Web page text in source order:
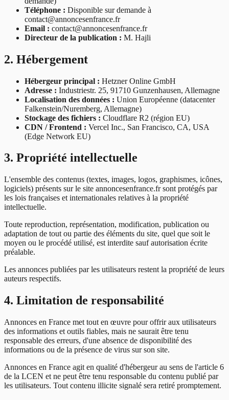
Téléphone : Disponible sur demande à
contact@annoncesenfrance.fr
Email : contact@annoncesenfrance.fr
Directeur de la publication : M. Hajli
2. Hébergement
Hébergeur principal : Hetzner Online GmbH
Adresse : Industriestr. 25, 91710 Gunzenhausen, Allemagne
Localisation des données : Union Européenne (datacenter
Falkenstein/Nuremberg, Allemagne)
Stockage des fichiers : Cloudflare R2 (région EU)
CDN / Frontend : Vercel Inc., San Francisco, CA, USA
(Edge Network EU)
3. Propriété intellectuelle
L'ensemble des contenus (textes, images, logos, graphismes, icônes,
logiciels) présents sur le site annoncesenfrance.fr sont protégés par
les lois françaises et internationales relatives à la propriété
intellectuelle.
Toute reproduction, représentation, modification, publication ou
adaptation de tout ou partie des éléments du site, quel que soit le
moyen ou le procédé utilisé, est interdite sauf autorisation écrite
préalable.
Les annonces publiées par les utilisateurs restent la propriété de leurs
auteurs respectifs.
4. Limitation de responsabilité
Annonces en France met tout en œuvre pour offrir aux utilisateurs
des informations et outils fiables, mais ne saurait être tenu
responsable des erreurs, d'une absence de disponibilité des
informations ou de la présence de virus sur son site.
Annonces en France agit en qualité d'hébergeur au sens de l'article 6
de la LCEN et ne peut être tenu responsable du contenu publié par
les utilisateurs. Tout contenu illicite signalé sera retiré promptement.